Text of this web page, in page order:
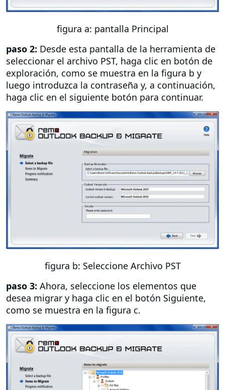
figura a: pantalla Principal
paso 2: Desde esta pantalla de la herramienta de
seleccionar el archivo PST, haga clic en botón de
exploración, como se muestra en la figura b y
luego introduzca la contraseña y, a continuación,
haga clic en el siguiente botón para continuar.
figura b: Seleccione Archivo PST
paso 3: Ahora, seleccione los elementos que
desea migrar y haga clic en el botón Siguiente,
como se muestra en la figura c.